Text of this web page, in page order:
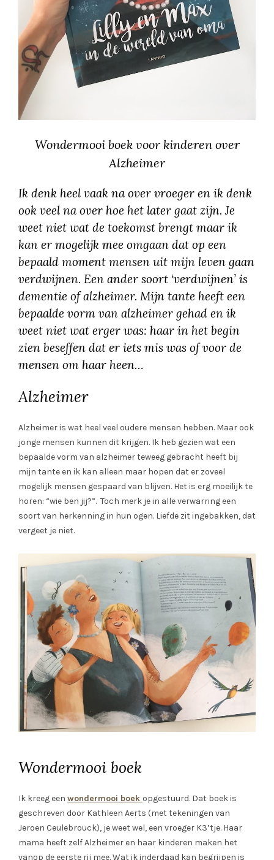
Wondermooi boek voor kinderen over
Alzheimer
Ik denk heel vaak na over vroeger en ik denk
ook veel na over hoe het later gaat zijn. Je
weet niet wat de toekomst brengt maar ik
kan er mogelijk mee omgaan dat op een
bepaald moment mensen uit mijn leven gaan
verdwijnen. Een ander soort ‘verdwijnen’ is
dementie of alzheimer. Mijn tante heeft een
bepaalde vorm van alzheimer gehad en ik
weet niet wat erger was: haar in het begin
zien beseffen dat er iets mis was of voor de
mensen om haar heen…
Alzheimer
Alzheimer is wat heel veel oudere mensen hebben. Maar ook
jonge mensen kunnen dit krijgen. Ik heb gezien wat een
bepaalde vorm van alzheimer teweeg gebracht heeft bij
mijn tante en ik kan alleen maar hopen dat er zoveel
mogelijk mensen gespaard van blijven. Het is erg moeilijk te
horen: “wie ben jij?”. Toch merk je in alle verwarring een
soort van herkenning in hun ogen. Liefde zit ingebakken, dat
vergeet je niet.
Wondermooi boek
Ik kreeg een wondermooi boek opgestuurd. Dat boek is
geschreven door Kathleen Aerts (met tekeningen van
Jeroen Ceulebrouck), je weet wel, een vroeger K3’tje. Haar
mama heeft zelf Alzheimer en haar kinderen maken het
vanop de eerste rij mee. Wat ik inderdaad kan begrijpen is